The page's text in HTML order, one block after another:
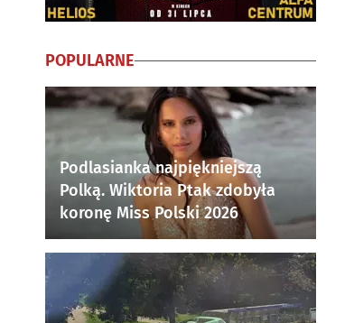
POPULARNE
Podlasianka najpiękniejszą
Polką. Wiktoria Ptak zdobyła
koronę Miss Polski 2026